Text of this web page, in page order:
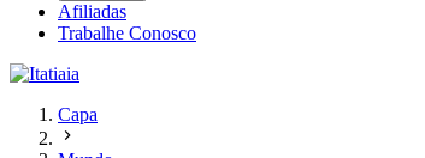
Afiliadas
Trabalhe Conosco
Capa